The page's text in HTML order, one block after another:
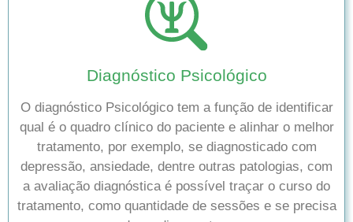
Diagnóstico Psicológico
O diagnóstico Psicológico tem a função de identificar
qual é o quadro clínico do paciente e alinhar o melhor
tratamento, por exemplo, se diagnosticado com
depressão, ansiedade, dentre outras patologias, com
a avaliação diagnóstica é possível traçar o curso do
tratamento, como quantidade de sessões e se precisa